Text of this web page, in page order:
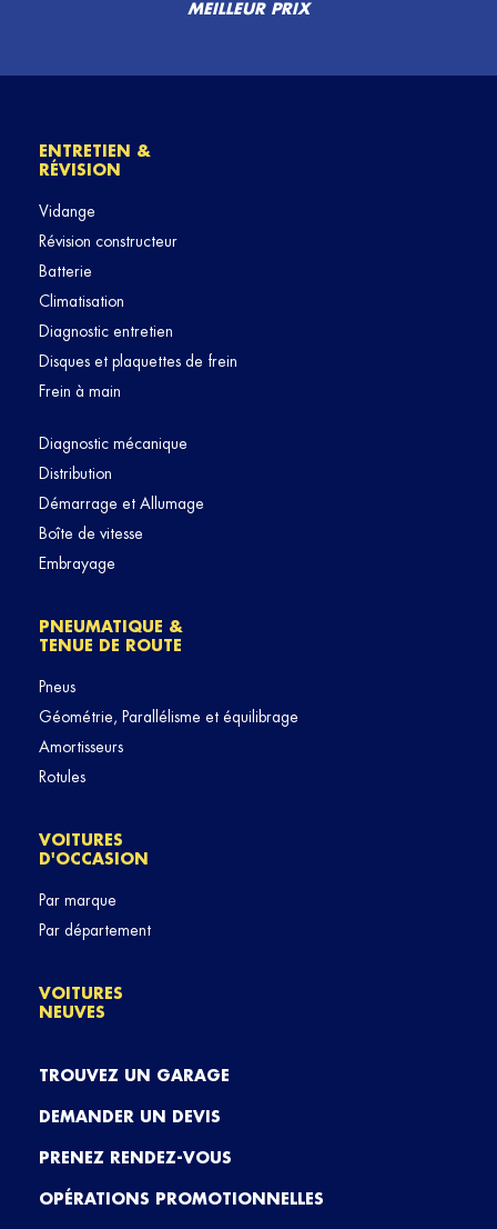
MEILLEUR PRIX
ENTRETIEN &
RÉVISION
Vidange
Révision constructeur
Batterie
Climatisation
Diagnostic entretien
Disques et plaquettes de frein
Frein à main
Diagnostic mécanique
Distribution
Démarrage et Allumage
Boîte de vitesse
Embrayage
PNEUMATIQUE &
TENUE DE ROUTE
Pneus
Géométrie, Parallélisme et équilibrage
Amortisseurs
Rotules
VOITURES
D'OCCASION
Par marque
Par département
VOITURES
NEUVES
TROUVEZ UN GARAGE
DEMANDER UN DEVIS
PRENEZ RENDEZ-VOUS
OPÉRATIONS PROMOTIONNELLES